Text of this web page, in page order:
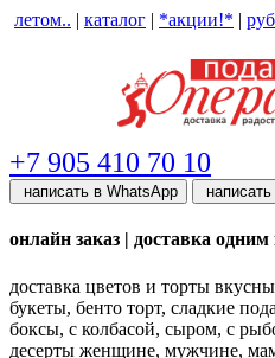
летом.. | каталог | *акции!* |
+7 905 410 70 10
написать в WhatsApp
онлайн заказ | доставка
доставка цветов и торты
букеты, бенто торт, сладкие
боксы, с колбасой, сыром, с
десерты женщине, мужчине,